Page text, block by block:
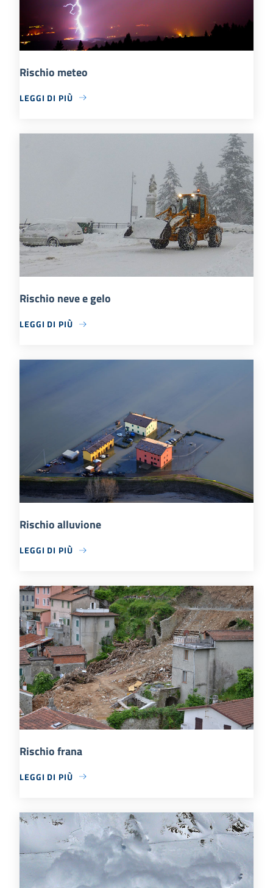
Rischio meteo
LEGGI DI PIÙ
Rischio neve e gelo
LEGGI DI PIÙ
Rischio alluvione
LEGGI DI PIÙ
Rischio frana
LEGGI DI PIÙ